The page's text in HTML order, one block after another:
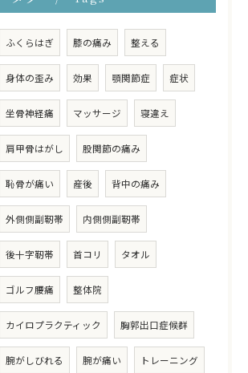
ふくらはぎ 膝の痛み 整える
身体の歪み 効果 顎関節症 症状
坐骨神経痛 マッサージ 寝違え
肩甲骨はがし 股関節の痛み
恥骨が痛い 産後 背中の痛み
外側側副靭帯 内側側副靭帯
後十字靭帯 首コリ タオル
ゴルフ腰痛 整体院
カイロプラクティック 胸郭出口症候群
腕がしびれる 腕が痛い トレーニング